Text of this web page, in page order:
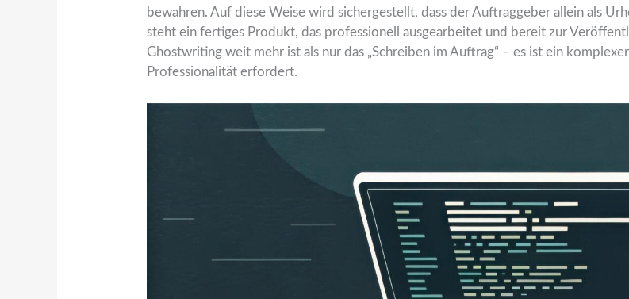
bewahren. Auf diese Weise wird sichergestellt, dass der Auftraggeber allein als
steht ein fertiges Produkt, das professionell ausgearbeitet und bereit zur
Ghostwriting weit mehr ist als nur das „Schreiben im Auftrag“ – es ist ein
Professionalität erfordert.